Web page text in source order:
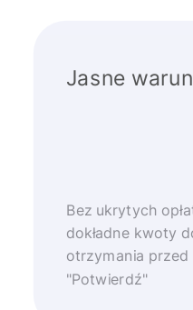
Jasne
Bez ukrytych
dokładne kwoty
otrzymania przed
"Potwierdź"